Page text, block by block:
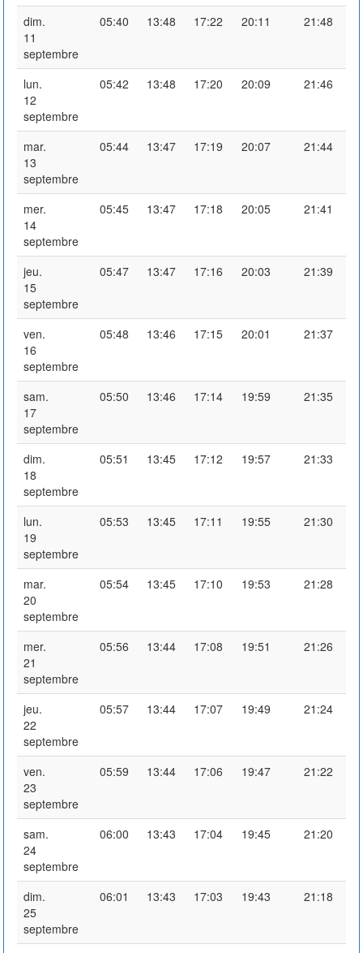
dim.
11
septembre
05:40 13:48 17:22 20:11 21:48
lun.
12
septembre
05:42 13:48 17:20 20:09 21:46
mar.
13
septembre
05:44 13:47 17:19 20:07 21:44
mer.
14
septembre
05:45 13:47 17:18 20:05 21:41
jeu.
15
septembre
05:47 13:47 17:16 20:03 21:39
ven.
16
septembre
05:48 13:46 17:15 20:01 21:37
sam.
17
septembre
05:50 13:46 17:14 19:59 21:35
dim.
18
septembre
05:51 13:45 17:12 19:57 21:33
lun.
19
septembre
05:53 13:45 17:11 19:55 21:30
mar.
20
septembre
05:54 13:45 17:10 19:53 21:28
mer.
21
septembre
05:56 13:44 17:08 19:51 21:26
jeu.
22
septembre
05:57 13:44 17:07 19:49 21:24
ven.
23
septembre
05:59 13:44 17:06 19:47 21:22
sam.
24
septembre
06:00 13:43 17:04 19:45 21:20
dim.
25
septembre
06:01 13:43 17:03 19:43 21:18